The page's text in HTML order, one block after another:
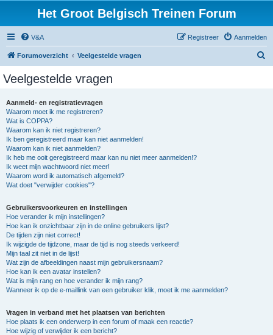
Het Groot Belgisch Treinen Forum
V&A Aanmelden
Registreer
Forumoverzicht Veelgestelde vragen
Veelgestelde vragen
Aanmeld- en registratievragen
Waarom moet ik me registreren?
Wat is COPPA?
Waarom kan ik niet registreren?
Ik ben geregistreerd maar kan niet aanmelden!
Waarom kan ik niet aanmelden?
Ik heb me ooit geregistreerd maar kan nu niet meer aanmelden!?
Ik weet mijn wachtwoord niet meer!
Waarom word ik automatisch afgemeld?
Wat doet "verwijder cookies"?
Gebruikersvoorkeuren en instellingen
Hoe verander ik mijn instellingen?
Hoe kan ik onzichtbaar zijn in de online gebruikers lijst?
De tijden zijn niet correct!
Ik wijzigde de tijdzone, maar de tijd is nog steeds verkeerd!
Mijn taal zit niet in de lijst!
Wat zijn de afbeeldingen naast mijn gebruikersnaam?
Hoe kan ik een avatar instellen?
Wat is mijn rang en hoe verander ik mijn rang?
Wanneer ik op de e-maillink van een gebruiker klik, moet ik me aanmelden?
Vragen in verband met het plaatsen van berichten
Hoe plaats ik een onderwerp in een forum of maak een reactie?
Hoe wijzig of verwijder ik een bericht?